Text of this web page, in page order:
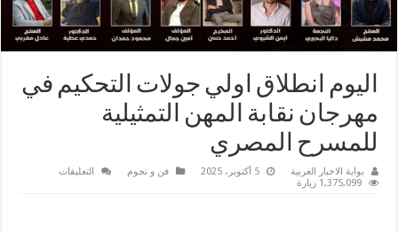
اليوم انطلاق اولي جولات التحكيم في
مهرجان نقابة المهن التمثيلية
للمسرح المصري
بوابة الاخبار العربية 5 أكتوبر، 2025 فن و نجوم التعليقات
1,375,099 زيارة